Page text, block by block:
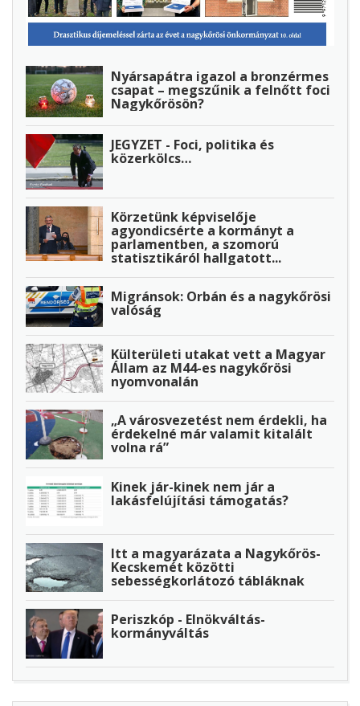
Nyársapátra igazol a bronzérmes
csapat – megszűnik a felnőtt foci
Nagykőrösön?
JEGYZET - Foci, politika és
közerkölcs…
Körzetünk képviselője
agyondicsérte a kormányt a
parlamentben, a szomorú
statisztikáról hallgatott...
Migránsok: Orbán és a nagykőrösi
valóság
Külterületi utakat vett a Magyar
Állam az M44-es nagykőrösi
nyomvonalán
„A városvezetést nem érdekli, ha
érdekelné már valamit kitalált
volna rá”
Kinek jár-kinek nem jár a
lakásfelújítási támogatás?
Itt a magyarázata a Nagykőrös-
Kecskemét közötti
sebességkorlátozó tábláknak
Periszkóp - Elnökváltás-
kormányváltás